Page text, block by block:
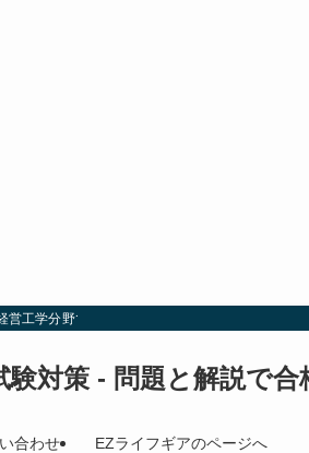
工学分野での試験対策を効率的に行い、合格を
験対策 - 問題と解説で
合わせ EZライフギアのページへ